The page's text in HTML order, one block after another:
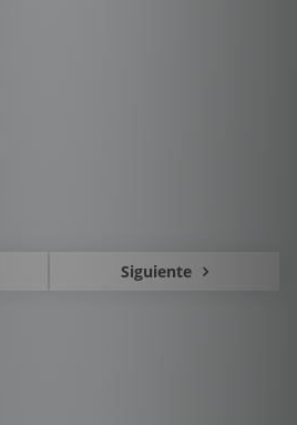
Siguiente